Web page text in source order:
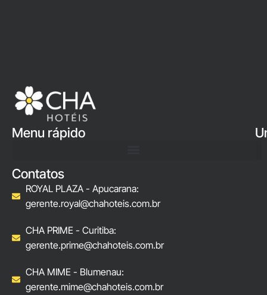
Menu rápido
Contatos
ROYAL PLAZA - Apucarana:
gerente.royal@chahoteis.com.br
CHA PRIME - Curitiba:
gerente.prime@chahoteis.com.br
CHA MIME - Blumenau:
gerente.mime@chahoteis.com.br